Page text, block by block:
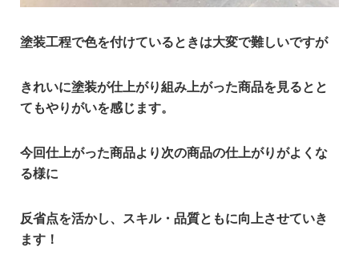
塗装工程で色を付けているときは大変で難しいですが
きれいに塗装が仕上がり組み上がった商品を見るとと
てもやりがいを感じます。
今回仕上がった商品より次の商品の仕上がりがよくな
る様に
反省点を活かし、スキル・品質ともに向上させていき
ます！